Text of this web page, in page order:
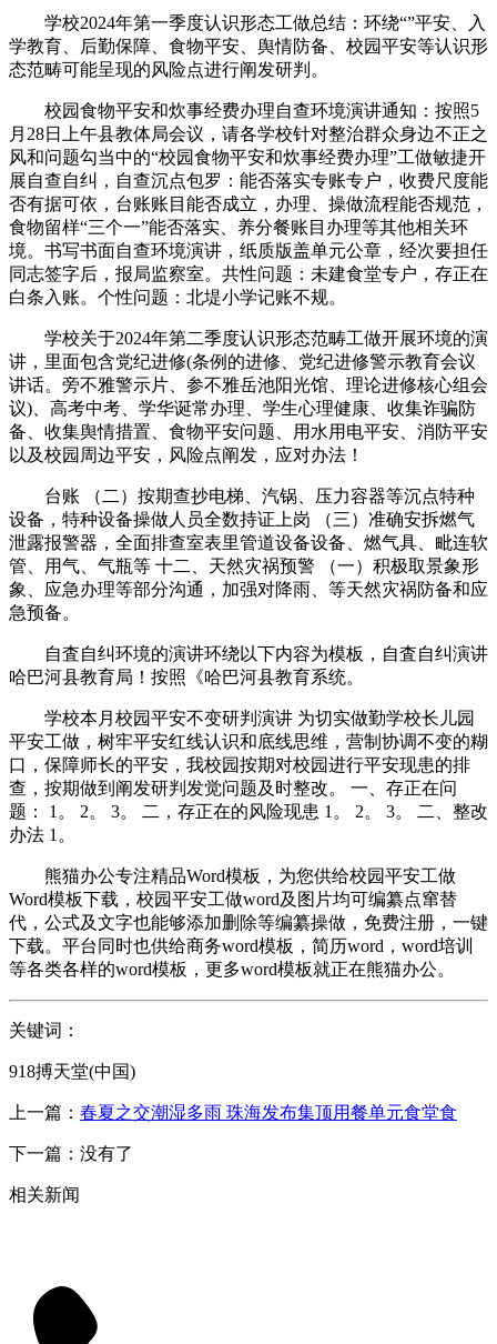
学校2024年第一季度认识形态工做总结：环绕“”平安、入
学教育、后勤保障、食物平安、舆情防备、校园平安等认识形
态范畴可能呈现的风险点进行阐发研判。
校园食物平安和炊事经费办理自查环境演讲通知：按照5
月28日上午县教体局会议，请各学校针对整治群众身边不正之
风和问题勾当中的“校园食物平安和炊事经费办理”工做敏捷开
展自查自纠，自查沉点包罗：能否落实专账专户，收费尺度能
否有据可依，台账账目能否成立，办理、操做流程能否规范，
食物留样“三个一”能否落实、养分餐账目办理等其他相关环
境。书写书面自查环境演讲，纸质版盖单元公章，经次要担任
同志签字后，报局监察室。共性问题：未建食堂专户，存正在
白条入账。个性问题：北堤小学记账不规。
学校关于2024年第二季度认识形态范畴工做开展环境的演
讲，里面包含党纪进修(条例的进修、党纪进修警示教育会议
讲话。旁不雅警示片、参不雅岳池阳光馆、理论进修核心组会
议)、高考中考、学华诞常办理、学生心理健康、收集诈骗防
备、收集舆情措置、食物平安问题、用水用电平安、消防平安
以及校园周边平安，风险点阐发，应对办法！
台账 （二）按期查抄电梯、汽锅、压力容器等沉点特种
设备，特种设备操做人员全数持证上岗 （三）准确安拆燃气
泄露报警器，全面排查室表里管道设备设备、燃气具、毗连软
管、用气、气瓶等 十二、天然灾祸预警 （一）积极取景象形
象、应急办理等部分沟通，加强对降雨、等天然灾祸防备和应
急预备。
自査自纠环境的演讲环绕以下内容为模板，自査自纠演讲
哈巴河县教育局！按照《哈巴河县教育系统。
学校本月校园平安不变研判演讲 为切实做勤学校长儿园
平安工做，树牢平安红线认识和底线思维，营制协调不变的糊
口，保障师长的平安，我校园按期对校园进行平安现患的排
查，按期做到阐发研判发觉问题及时整改。 一、存正在问
题： 1。 2。 3。 二，存正在的风险现患 1。 2。 3。 二、整改
办法 1。
熊猫办公专注精品Word模板，为您供给校园平安工做
Word模板下载，校园平安工做word及图片均可编纂点窜替
代，公式及文字也能够添加删除等编纂操做，免费注册，一键
下载。平台同时也供给商务word模板，简历word，word培训
等各类各样的word模板，更多word模板就正在熊猫办公。
关键词：
918搏天堂(中国)
上一篇： 春夏之交潮湿多雨 珠海发布集顶用餐单元食堂食
下一篇：没有了
相关新闻